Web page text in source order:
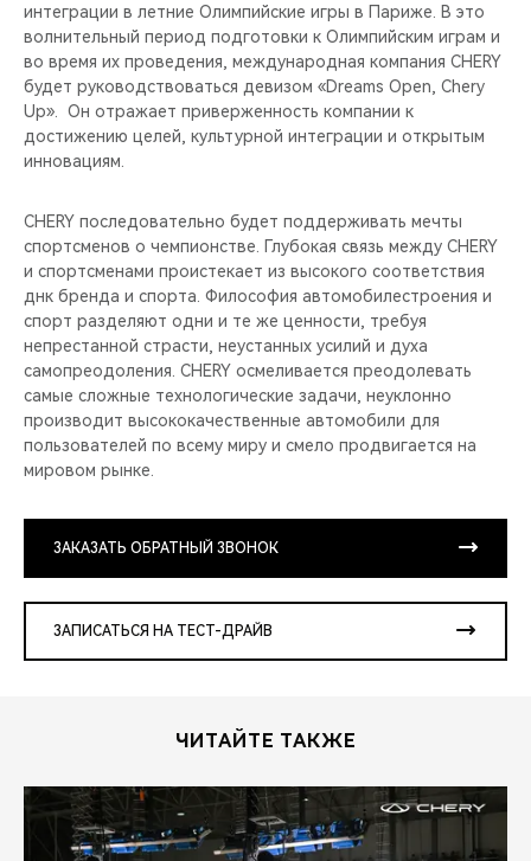
интеграции в летние Олимпийские игры в Париже. В это
волнительный период подготовки к Олимпийским играм и
во время их проведения, международная компания CHERY
будет руководствоваться девизом «Dreams Open, Chery
Up». Он отражает приверженность компании к
достижению целей, культурной интеграции и открытым
инновациям.
CHERY последовательно будет поддерживать мечты
спортсменов о чемпионстве. Глубокая связь между CHERY
и спортсменами проистекает из высокого соответствия
днк бренда и спорта. Философия автомобилестроения и
спорт разделяют одни и те же ценности, требуя
непрестанной страсти, неустанных усилий и духа
самопреодоления. CHERY осмеливается преодолевать
самые сложные технологические задачи, неуклонно
производит высококачественные автомобили для
пользователей по всему миру и смело продвигается на
мировом рынке.
ЗАКАЗАТЬ ОБРАТНЫЙ ЗВОНОК
ЗАПИСАТЬСЯ НА ТЕСТ-ДРАЙВ
ЧИТАЙТЕ ТАКЖЕ